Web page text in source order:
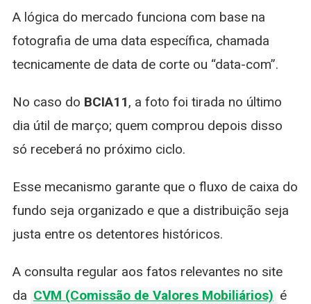
A lógica do mercado funciona com base na
fotografia de uma data específica, chamada
tecnicamente de data de corte ou “data-com”.
No caso do BCIA11, a foto foi tirada no último
dia útil de março; quem comprou depois disso
só receberá no próximo ciclo.
Esse mecanismo garante que o fluxo de caixa do
fundo seja organizado e que a distribuição seja
justa entre os detentores históricos.
A consulta regular aos fatos relevantes no site
da CVM (Comissão de Valores Mobiliários) é